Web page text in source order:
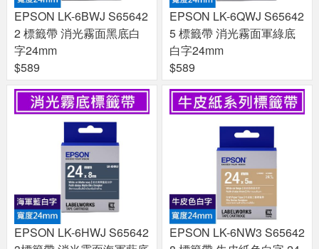
EPSON LK-6BWJ S65642
2 標籤帶 消光霧面黑底白
字24mm
$589
EPSON LK-6QWJ S65642
5 標籤帶 消光霧面軍綠底
白字24mm
$589
EPSON LK-6HWJ S65642
EPSON LK-6NW3 S65642